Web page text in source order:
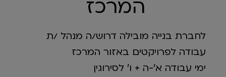
המרכז
לחברת בנייה מובילה דרוש/ה מנהל /ת
עבודה לפרויקטים באזור המרכז
ימי עבודה א'-ה + ו' לסירוגין